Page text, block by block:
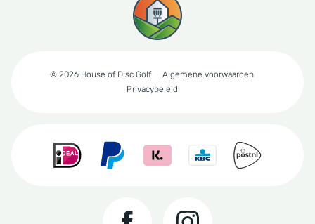
© 2026 House of Disc Golf
Algemene voorwaarden
Privacybeleid